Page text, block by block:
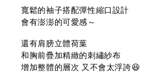
寬鬆的袖子搭配彈性縮口設計
會有澎澎的可愛感～
還有肩膀立體荷葉
和胸前疊加精緻的刺繡紗布
增加整體的層次 又不會太浮誇😆